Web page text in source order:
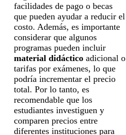
facilidades de pago o becas
que pueden ayudar a reducir el
costo. Además, es importante
considerar que algunos
programas pueden incluir
material didáctico adicional o
tarifas por exámenes, lo que
podría incrementar el precio
total. Por lo tanto, es
recomendable que los
estudiantes investiguen y
comparen precios entre
diferentes instituciones para